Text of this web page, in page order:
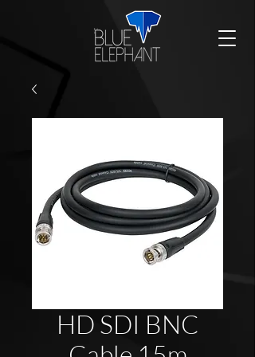
HD SDI BNC